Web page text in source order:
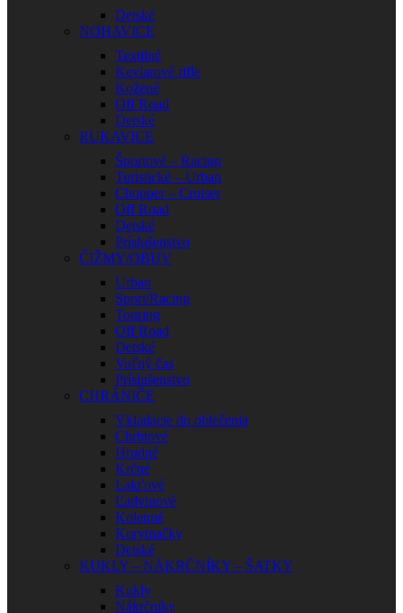
Detské
NOHAVICE
Textilné
Kevlarové rifle
Kožené
Off Road
Detské
RUKAVICE
Športové – Racing
Turistické – Urban
Chopper – Cruiser
Off Road
Detské
Príslušenstvo
ČIŽMY/OBUV
Urban
Sport/Racing
Touring
Off Road
Detské
Voľný čas
Príslušenstvo
CHRÁNIČE
Vkladacie do oblečenia
Chrbtové
Hrudné
Krčné
Lakťové
Ľadvinové
Kolenné
Korytnačky
Detské
KUKLY – NÁKRČNÍKY – ŠATKY
Kukly
Nákrčníky